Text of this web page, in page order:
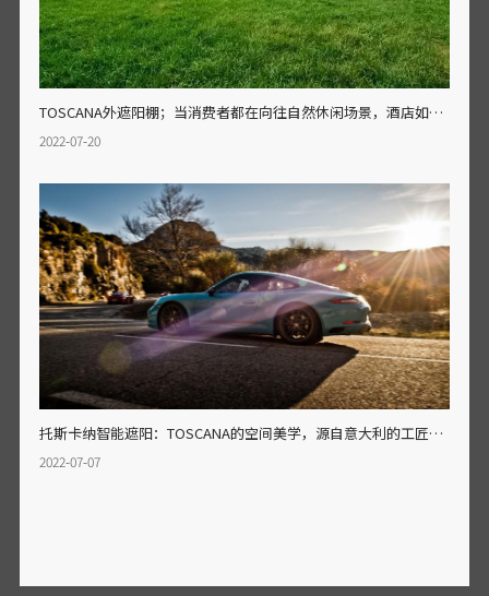
TOSCANA外遮阳棚；当消费者都在向往自然休闲场景，酒店如何利用室外空间吸引人气？
2022-07-20
托斯卡纳智能遮阳：TOSCANA的空间美学，源自意大利的工匠精神
2022-07-07